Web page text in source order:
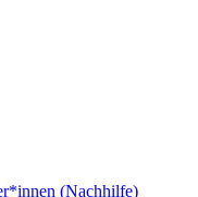
(Nachhilfe)